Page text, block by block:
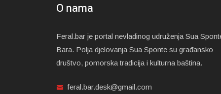
O nama
Feral.bar je portal nevladinog udruženja Sua
Bara. Polja djelovanja Sua Sponte su građansko
društvo, pomorska tradicija i kulturna baština.
feral.bar.desk@gmail.com